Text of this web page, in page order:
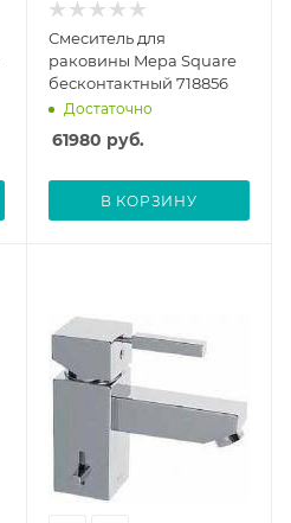
Смеситель для
раковины Mepa Square
бесконтактный 718856
Достаточно
61980 руб.
В КОРЗИНУ